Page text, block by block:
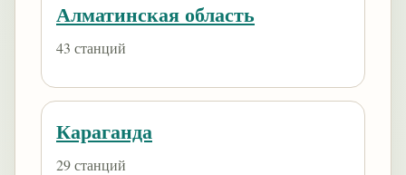
Алматинская область
43 станций
Караганда
29 станций